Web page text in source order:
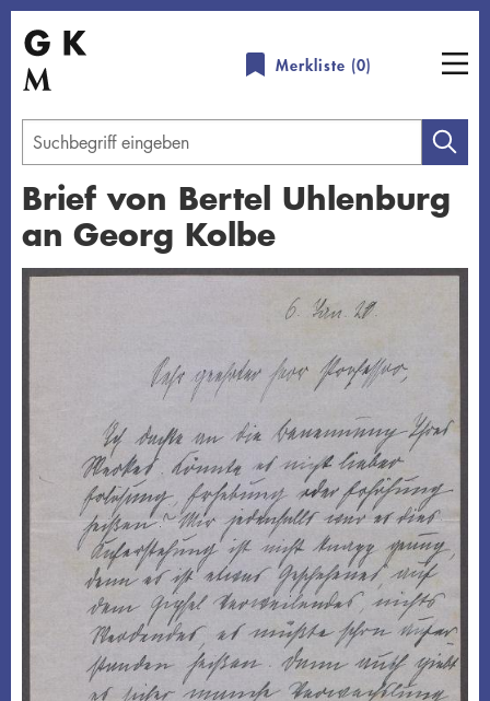
Direkt
zum
Inhalt
Merkliste (0)
Geben
Sie
einen
Suchbegriff
Brief von Bertel Uhlenburg
an Georg Kolbe